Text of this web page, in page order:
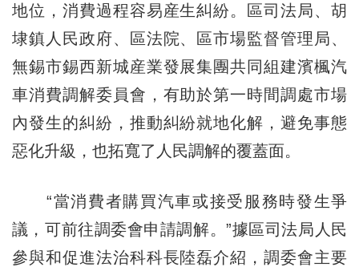
地位，消費過程容易産生糾紛。區司法局、胡
埭鎮人民政府、區法院、區市場監督管理局、
無錫市錫西新城産業發展集團共同組建濱楓汽
車消費調解委員會，有助於第一時間調處市場
內發生的糾紛，推動糾紛就地化解，避免事態
惡化升級，也拓寬了人民調解的覆蓋面。
“當消費者購買汽車或接受服務時發生爭
議，可前往調委會申請調解。”據區司法局人民
參與和促進法治科科長陸磊介紹，調委會主要